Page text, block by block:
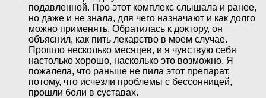
подавленной. Про этот комплекс слышала и ранее,
но даже и не знала, для чего назначают и как долго
можно применять. Обратилась к доктору, он
объяснил, как пить лекарство в моем случае.
Прошло несколько месяцев, и я чувствую себя
настолько хорошо, насколько это возможно. Я
пожалела, что раньше не пила этот препарат,
потому, что исчезли проблемы с бессонницей,
прошли боли в суставах.